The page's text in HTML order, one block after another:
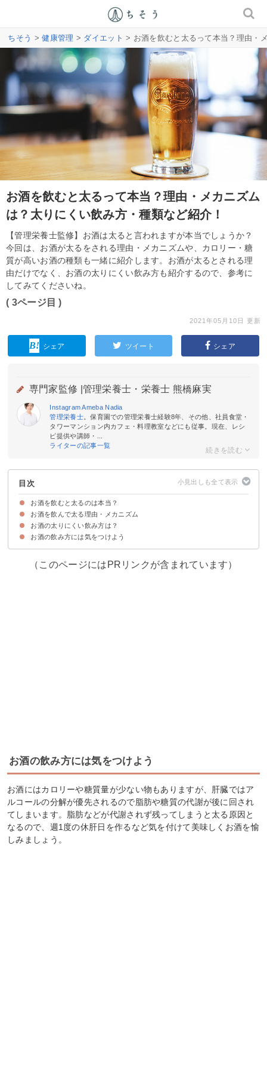
ちそう >健康管理 > ダイエット > お酒を飲むと太るって本当？理由・
お酒を飲むと太るって本当？理由・メカニズム
は？太りにくい飲み方・種類など紹介！
【管理栄養士監修】お酒は太ると言われますが本当でしょうか？
今回は、お酒が太るをされる理由・メカニズムや、カロリー・糖
質が高いお酒の種類も一緒に紹介します。お酒が太るとされる理
由だけでなく、お酒の太りにくい飲み方も紹介するので、参考に
してみてくださいね。
( 3ページ目 )
2021年05月10日 更新
シェア ツイート シェア
専門家監修 | 管理栄養士・栄養士 熊橋麻実
Instagram Ameba Nadia
管理栄養士。保育園での管理栄養士経験8年、その他、社員食堂・
タワーマンション内カフェ・料理教室などにも従事。現在、レシ
ピ提供や講師・...
ライターの記事一覧
目次
お酒を飲むと太るのは本当？
エンプティーカロリーの正しい意味
お酒のカロリー・糖質を一覧で比較
お酒を飲んで太る理由・メカニズム
①カクテルなど高カロリー・高糖質な種類のお酒を飲んでいる
②アルコールの分解が優先され脂肪分解が止まる
③食後ではなく食前に多く飲んでいる
④おつまみが高カロリー・高脂質な場合が多い
⑤深夜に飲んでいる
⑥満腹感を得にくいから
お酒の太りにくい飲み方は？
①飲み過ぎない
②肝臓に良いヘルシーなおつまみを選ぶ
③お酒の種類は蒸留酒やウイスキーを選ぶ
④毎日飲まずに休肝日を作る
⑤お酒だけでなく水を等量飲む
お酒の飲み方には気をつけよう
（このページにはPRリンクが含まれています）
お酒の飲み方には気をつけよう
お酒にはカロリーや糖質量が少ない物もありますが、肝臓ではア
ルコールの分解が優先されるので脂肪や糖質の代謝が後に回され
てしまいます。脂肪などが代謝されず残ってしまうと太る原因と
なるので、週1度の休肝日を作るなど気を付けて美味しくお酒を愉
しみましょう。